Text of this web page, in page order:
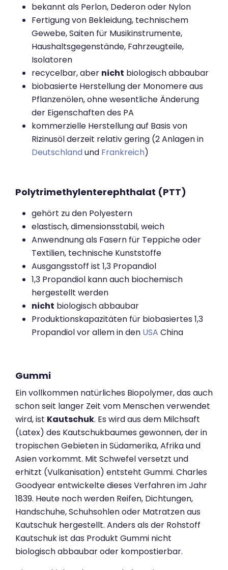
bekannt als Perlon, Dederon oder Nylon
Fertigung von Bekleidung, technischem
Gewebe, Saiten für Musikinstrumente,
Haushaltsgegenstände, Fahrzeugteile,
Isolatoren
recycelbar, aber nicht biologisch abbaubar
biobasierte Herstellung der Monomere aus
Pflanzenölen, ohne wesentliche Änderung
der Eigenschaften des PA
kommerzielle Herstellung auf Basis von
Rizinusöl derzeit relativ gering (2 Anlagen in
Deutschlandund Frankreich)
Polytrimethylenterephthalat (PTT)
gehört zu den Polyestern
elastisch, dimensionsstabil, weich
Anwendnung als Fasern für Teppiche oder
Textilien, technische Kunststoffe
Ausgangsstoff ist 1,3 Propandiol
1,3 Propandiol kann auch biochemisch
hergestellt werden
nicht biologisch abbaubar
Produktionskapazitäten für biobasiertes 1,3
Propandiol vor allem in den USA China
Gummi
Ein vollkommen natürliches Biopolymer, das auch
schon seit langer Zeit vom Menschen verwendet
wird, ist Kautschuk. Es wird aus dem Milchsaft
(Latex) des Kautschukbaumes gewonnen, der in
tropischen Gebieten in Südamerika, Afrika und
Asien vorkommt. Mit Schwefel versetzt und
erhitzt (Vulkanisation) entsteht Gummi. Charles
Goodyear entwickelte dieses Verfahren im Jahr
1839. Heute noch werden Reifen, Dichtungen,
Handschuhe, Schuhsohlen oder Matratzen aus
Kautschuk hergestellt. Anders als der Rohstoff
Kautschuk ist das Produkt Gummi nicht
biologisch abbaubar oder kompostierbar.